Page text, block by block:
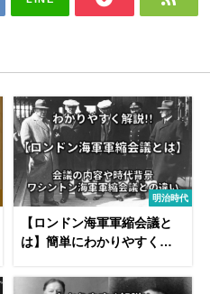
明治時代
【ロンドン海軍軍縮会議と
は】簡単にわかりやすく解
海軍軍縮会議